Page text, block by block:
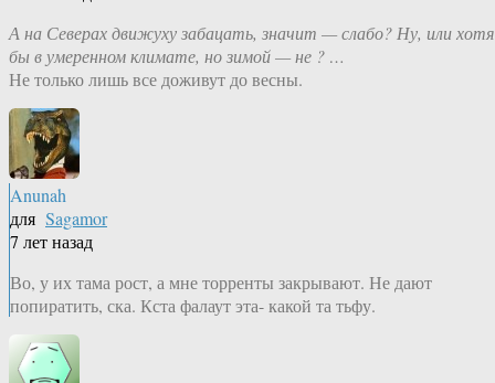
А на Северах движуху забацать, значит — слабо? Ну, или хотя
бы в умеренном климате, но зимой — не ? …
Не только лишь все доживут до весны.
Anunah
для Sagamor
7 лет назад
Во, у их тама рост, а мне торренты закрывают. Не дают
попиратить, ска. Кста фалаут эта- какой та тьфу.